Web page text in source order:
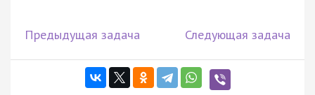
Предыдущая задача Следующая задача